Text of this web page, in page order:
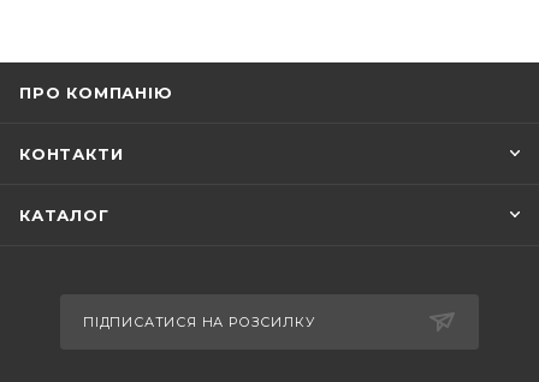
ПРО КОМПАНІЮ
КОНТАКТИ
КАТАЛОГ
ПІДПИСАТИСЯ НА РОЗСИЛКУ